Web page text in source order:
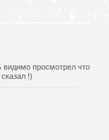
видимо просмотрел что
!)